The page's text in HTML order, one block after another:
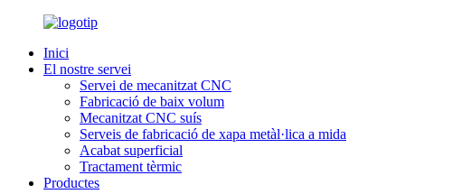
Inici
El nostre servei
Servei de mecanitzat CNC
Fabricació de baix volum
Mecanitzat CNC suís
Serveis de fabricació de xapa metàl·lica a mida
Acabat superficial
Tractament tèrmic
Productes